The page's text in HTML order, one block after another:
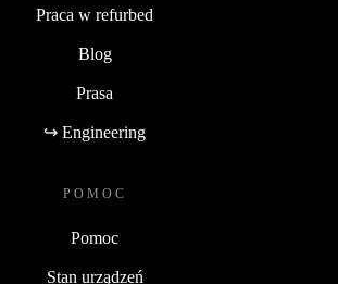
Praca w refurbed
Blog
Prasa
↪ Engineering
POMOC
Pomoc
Stan urządzeń